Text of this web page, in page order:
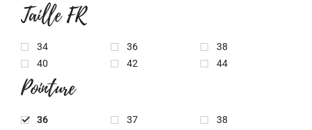
Taille FR
34 36
38
40
42 44
Pointure
36 37
38